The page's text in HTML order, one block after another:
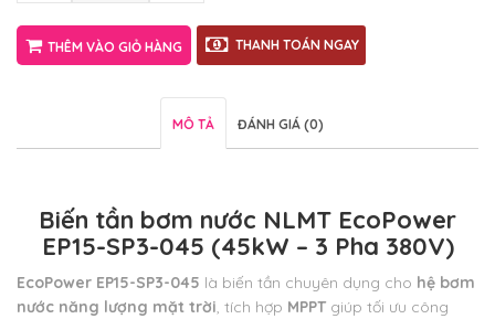
THÊM VÀO GIỎ HÀNG THANH TOÁN NGAY
MÔ TẢ ĐÁNH GIÁ (0)
Biến tần bơm nước NLMT EcoPower
EP15-SP3-045 (45kW – 3 Pha 380V)
EcoPower EP15-SP3-045 là biến tần chuyên dụng cho hệ bơm
nước năng lượng mặt trời, tích hợp MPPT giúp tối ưu công